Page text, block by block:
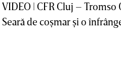
VIDEO | CFR Cluj – Tromso
Seară de coşmar şi o